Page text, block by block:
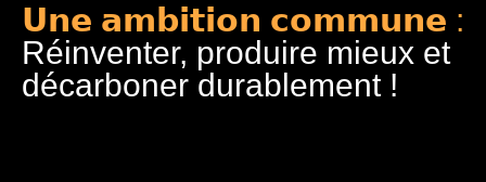
𝗨𝗻𝗲 𝗮𝗺𝗯𝗶𝘁𝗶𝗼𝗻 𝗰𝗼𝗺𝗺𝘂𝗻𝗲 :
Réinventer, produire mieux et
décarboner durablement !